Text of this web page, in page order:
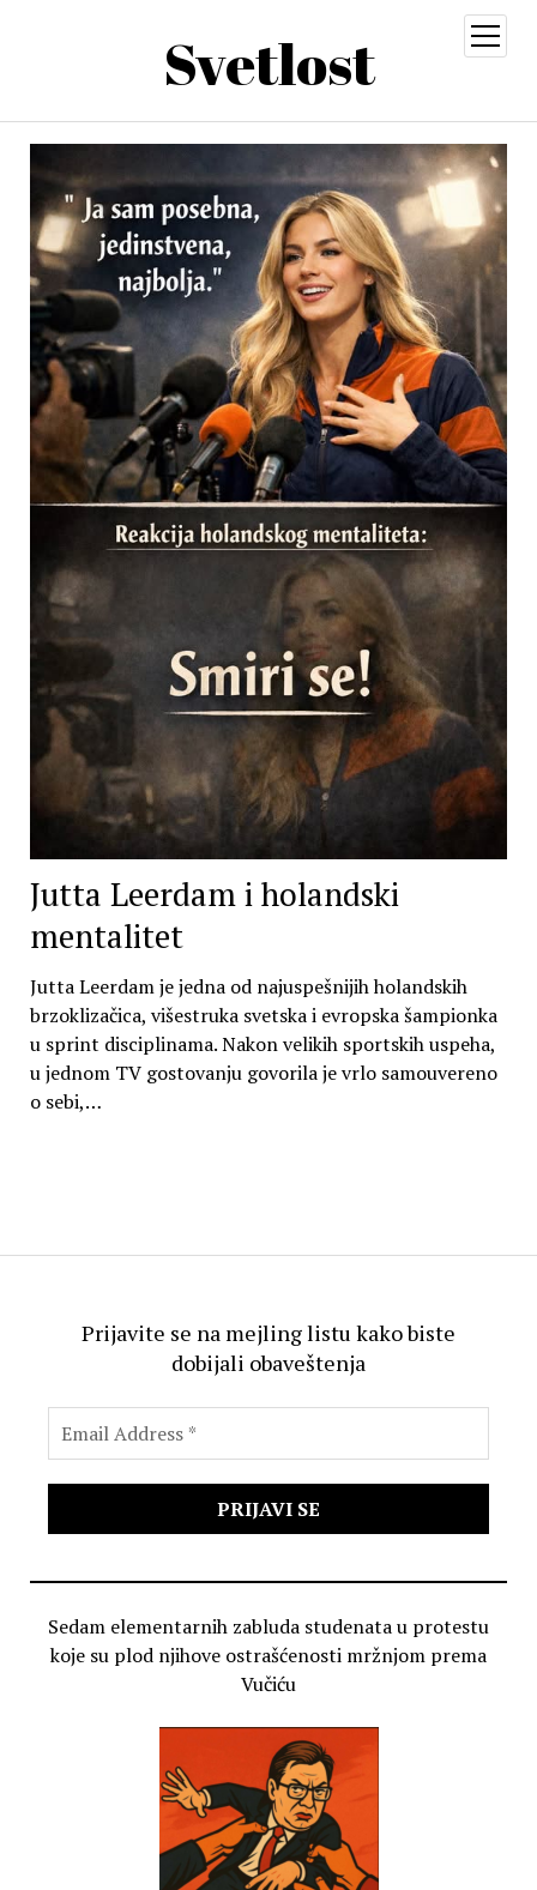
Svetlost
open
menu
Prijavite se na mejling listu kako biste
dobijali obaveštenja
Sedam elementarnih zabluda studenata u protestu
koje su plod njihove ostrašćenosti mržnjom prema
Vučiću
Jutta Leerdam i holandski
mentalitet
Jutta Leerdam je jedna od najuspešnijih holandskih
brzoklizačica, višestruka svetska i evropska šampionka
u sprint disciplinama. Nakon velikih sportskih uspeha,
u jednom TV gostovanju govorila je vrlo samouvereno
o sebi,…